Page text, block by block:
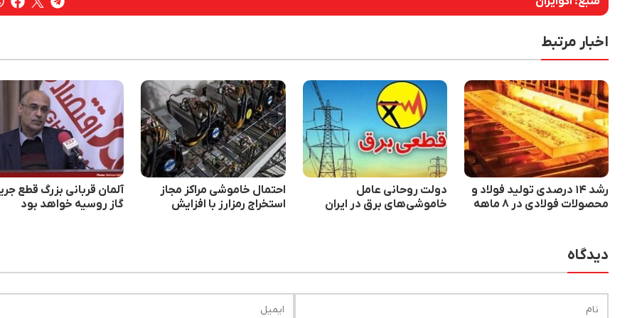
اخبار مرتبط
رشد ۱۴ درصدی تولید فولاد و
محصولات فولادی در ۸ ماهه
دولت روحانی عامل
خاموشی‌های برق در ایران
احتمال خاموشی مراکز مجاز
استخراج رمزارز با افزایش
آلمان قربانی بزرگ قطع
گاز روسیه خواهد بود
دیدگاه